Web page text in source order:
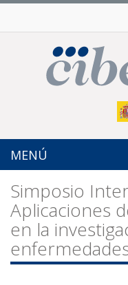
MENÚ
Simposio
Aplicaciones
en la